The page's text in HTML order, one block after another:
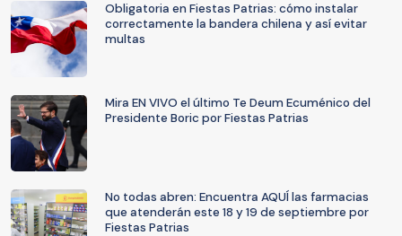
Obligatoria en Fiestas Patrias: cómo instalar
correctamente la bandera chilena y así evitar
multas
Mira EN VIVO el último Te Deum Ecuménico del
Presidente Boric por Fiestas Patrias
No todas abren: Encuentra AQUÍ las farmacias
que atenderán este 18 y 19 de septiembre por
Fiestas Patrias